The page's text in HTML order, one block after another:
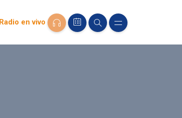
Radio en vivo